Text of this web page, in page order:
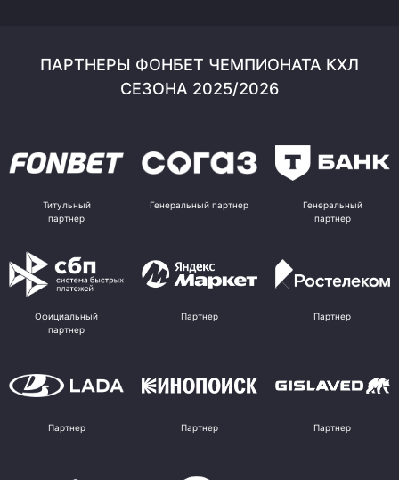
ПАРТНЕРЫ ФОНБЕТ ЧЕМПИОНАТА КХЛ
СЕЗОНА 2025/2026
Титульный
партнер
Генеральный партнер
Генеральный
партнер
Официальный
партнер
Партнер Партнер
Партнер Партнер Партнер